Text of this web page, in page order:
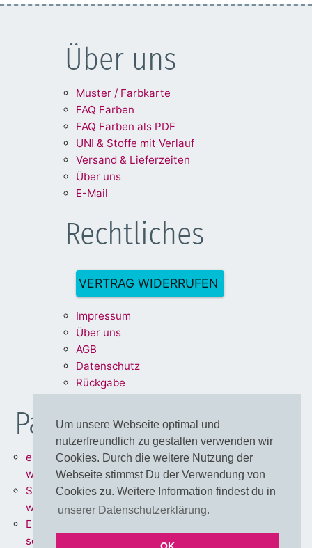
Um unsere Webseite optimal und
nutzerfreundlich zu gestalten verwenden wir
Cookies. Durch die weitere Nutzung der
Webseite stimmst Du der Verwendung von
Cookies zu. Weitere Information findest du in
unserer Datenschutzerklärung.
Über uns
Muster / Farbkarte
FAQ Farben
FAQ Farben als PDF
UNI & Stoffe mit Verlauf
Versand & Lieferzeiten
Über uns
E-Mail
Rechtliches
VERTRAG WIDERRUFEN
Impressum
Über uns
AGB
Datenschutz
Rückgabe
Partnershops
einfärbbare Meterware =
www.stoff.love
Stoffe + Schnittmuster =
www.schnoffle.de
Eigene Stoffe = www.stoff-
schmie.de